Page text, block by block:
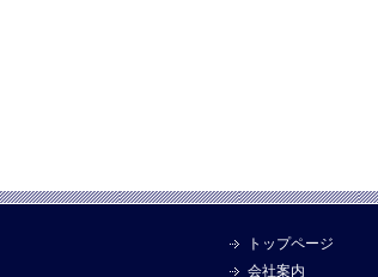
トップページ
会社案内